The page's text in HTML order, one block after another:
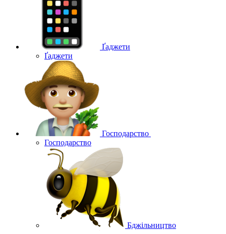
Ґаджети
Ґаджети
Господарство
Господарство
Бджільництво